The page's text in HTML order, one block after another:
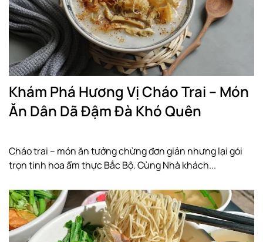
Khám Phá Hương Vị Cháo Trai – Món
Ăn Dân Dã Đậm Đà Khó Quên
Cháo trai – món ăn tưởng chừng đơn giản nhưng lại gói
trọn tinh hoa ẩm thực Bắc Bộ. Cùng Nhà khách...